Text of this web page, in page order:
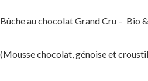
Bûche au chocolat Grand Cru – Bio
(Mousse chocolat, génoise et